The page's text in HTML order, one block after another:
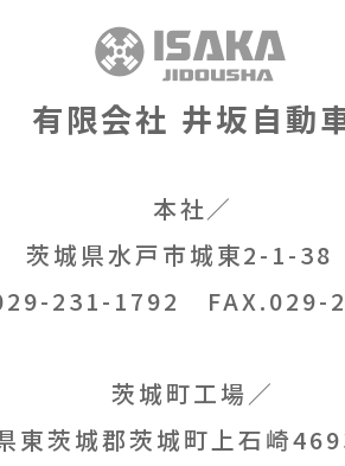
有限会社 井坂自動
本社／
茨城県水戸市城東2-1-
231-1792
FAX.029-
茨城町工場／
東茨城郡茨城町上石崎